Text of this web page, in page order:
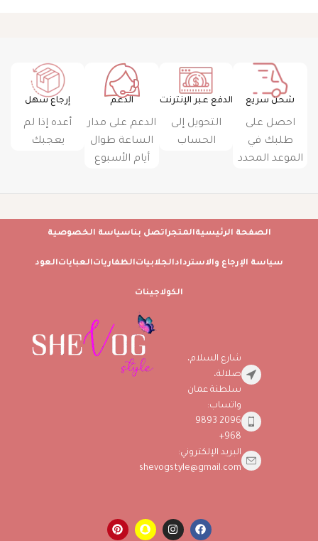
شحن سريع
احصل على
طلبك في
الموعد المحدد
الدفع عبر الإنترنت
التحويل إلى
الحساب
الدعم
الدعم على مدار
الساعة طوال
أيام الأسبوع
إرجاع سهل
أعده إذا لم
يعجبك
الصفحة الرئيسيةالمتجراتصل بناسياسة الخصوصية
سياسة الإرجاع والاستردادالجلابياتالظفارياتالعباياتالعود
الكولاجينات
شارع السلام،
صلالة،
سلطنة عمان
واتساب:
2096 9893
968+
البريد الإلكتروني:
shevogstyle@gmail.com